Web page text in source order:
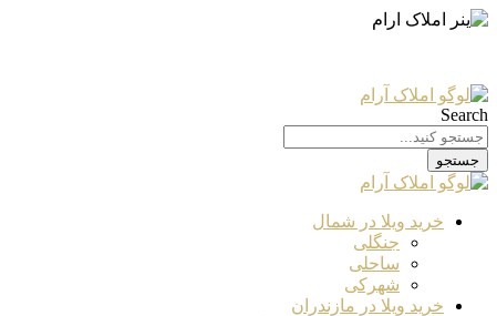
Search
جستجو
خرید ویلا در شمال
جنگلی
ساحلی
شهرکی
خرید ویلا در مازندران